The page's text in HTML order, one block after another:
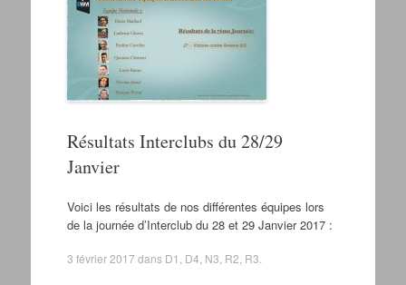
Résultats Interclubs du 28/29
Janvier
Voici les résultats de nos différentes équipes lors
de la journée d’Interclub du 28 et 29 Janvier 2017 :
3 février 2017 dans D1 D4 N3 R2 R3